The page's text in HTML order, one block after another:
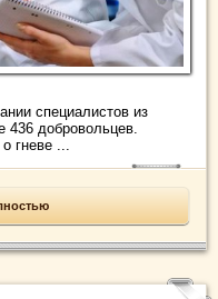
специалистов из
436 добровольцев.
гневе ...